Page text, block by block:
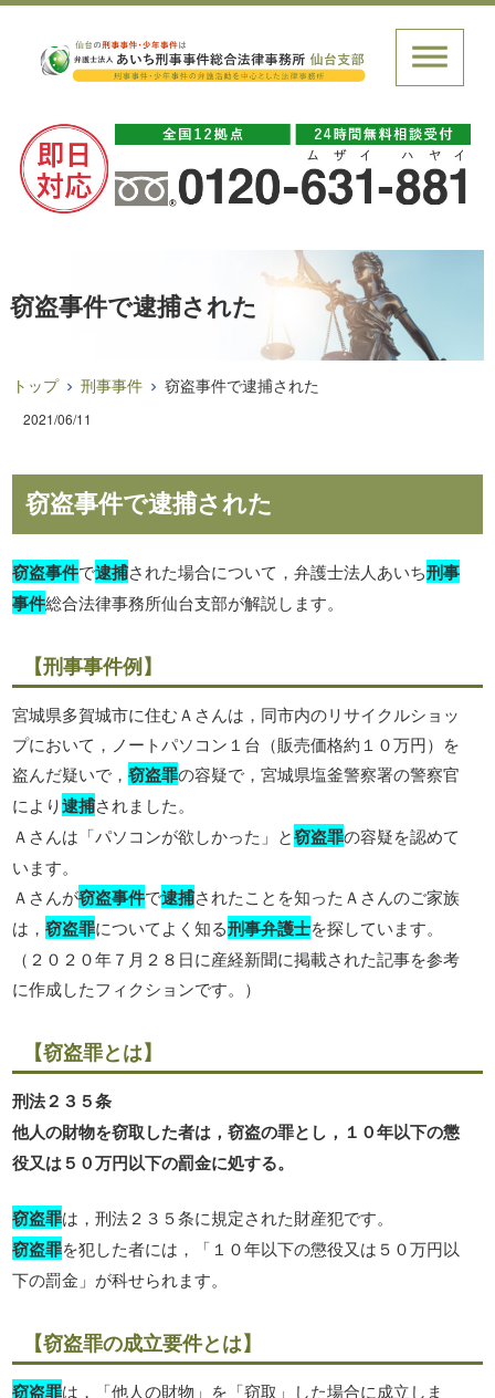
窃盗事件で逮捕された
トップ 刑事事件 窃盗事件で逮捕された
2021/06/11
窃盗事件で逮捕された
窃盗事件で逮捕された場合について，弁護士法人あいち刑事
事件総合法律事務所仙台支部が解説します。
【刑事事件例】
宮城県多賀城市に住むＡさんは，同市内のリサイクルショッ
プにおいて，ノートパソコン１台（販売価格約１０万円）を
盗んだ疑いで，窃盗罪の容疑で，宮城県塩釜警察署の警察官
により逮捕されました。
Ａさんは「パソコンが欲しかった」と窃盗罪の容疑を認めて
います。
Ａさんが窃盗事件で逮捕されたことを知ったＡさんのご家族
は，窃盗罪についてよく知る刑事弁護士を探しています。
（２０２０年７月２８日に産経新聞に掲載された記事を参考
に作成したフィクションです。）
【窃盗罪とは】
刑法２３５条
他人の財物を窃取した者は，窃盗の罪とし，１０年以下の懲
役又は５０万円以下の罰金に処する。
窃盗罪は，刑法２３５条に規定された財産犯です。
窃盗罪を犯した者には，「１０年以下の懲役又は５０万円以
下の罰金」が科せられます。
【窃盗罪の成立要件とは】
窃盗罪は，「他人の財物」を「窃取」した場合に成立しま